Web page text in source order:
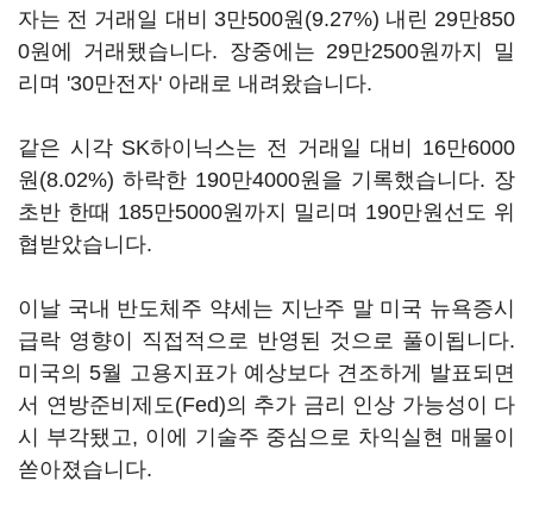
자는 전 거래일 대비 3만500원(9.27%) 내린 29만850
0원에 거래됐습니다. 장중에는 29만2500원까지 밀
리며 '30만전자' 아래로 내려왔습니다.
같은 시각 SK하이닉스는 전 거래일 대비 16만6000
원(8.02%) 하락한 190만4000원을 기록했습니다. 장
초반 한때 185만5000원까지 밀리며 190만원선도 위
협받았습니다.
이날 국내 반도체주 약세는 지난주 말 미국 뉴욕증시
급락 영향이 직접적으로 반영된 것으로 풀이됩니다.
미국의 5월 고용지표가 예상보다 견조하게 발표되면
서 연방준비제도(Fed)의 추가 금리 인상 가능성이 다
시 부각됐고, 이에 기술주 중심으로 차익실현 매물이
쏟아졌습니다.